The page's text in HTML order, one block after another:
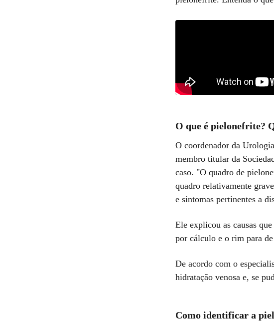
O que é pielonefrite?
O coordenador da
membro titular da
caso. "O quadro de
quadro relativamente
e sintomas pertinentes a
Ele explicou as causas
por cálculo e o rim para
De acordo com o
hidratação venosa e, se
Como identificar a